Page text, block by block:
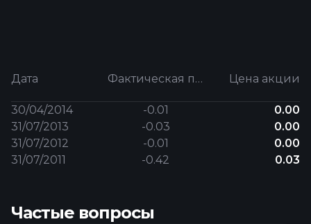
Дата Фактическая прибыль на акцию Цена акции
30/04/2014 -0.01
0.00
31/07/2013
-0.03
0.00
31/07/2012
-0.01
0.00
31/07/2011
-0.42 0.03
Частые вопросы